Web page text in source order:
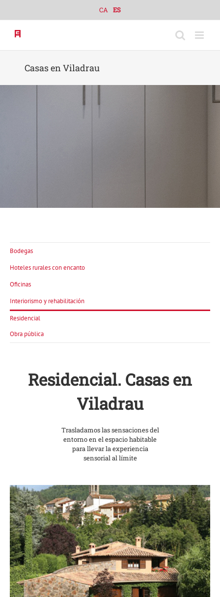
content
CA ES
Casas en Viladrau
Bodegas
Hoteles rurales con encanto
Oficinas
Interiorismo y rehabilitación
Residencial
Obra pública
Residencial. Casas en
Viladrau
Trasladamos las sensaciones del
entorno en el espacio habitable
para llevar la experiencia
sensorial al límite